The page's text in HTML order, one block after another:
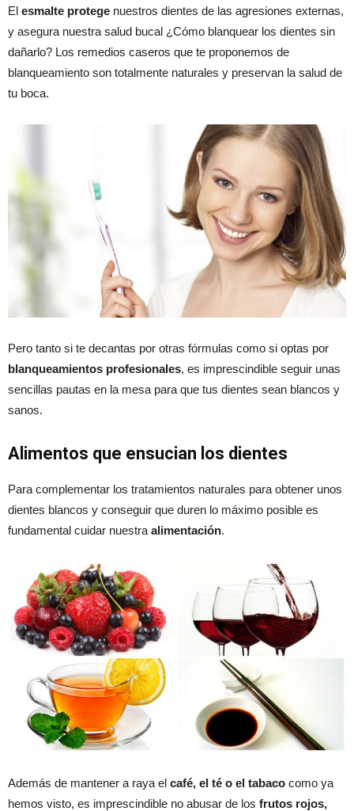
El esmalte protege nuestros dientes de las agresiones externas,
y asegura nuestra salud bucal ¿Cómo blanquear los dientes sin
dañarlo? Los remedios caseros que te proponemos de
blanqueamiento son totalmente naturales y preservan la salud de
tu boca.
Pero tanto si te decantas por otras fórmulas como si optas por
blanqueamientos profesionales, es imprescindible seguir unas
sencillas pautas en la mesa para que tus dientes sean blancos y
sanos.
Alimentos que ensucian los dientes
Para complementar los tratamientos naturales para obtener unos
dientes blancos y conseguir que duren lo máximo posible es
fundamental cuidar nuestra alimentación.
Además de mantener a raya el café, el té o el tabaco como ya
hemos visto, es imprescindible no abusar de los frutos rojos,